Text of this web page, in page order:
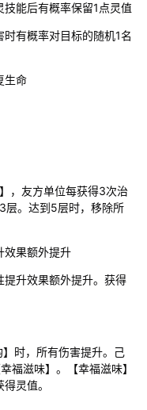
技能后有概率保留1点灵值
时有概率对目标的随机1名
复生命
，友方单位每获得3次治
层。达到5层时，移除所
效果额外提升
提升效果额外提升。获得
时，所有伤害提升。己
福滋味】。【幸福滋味】
获得灵值。